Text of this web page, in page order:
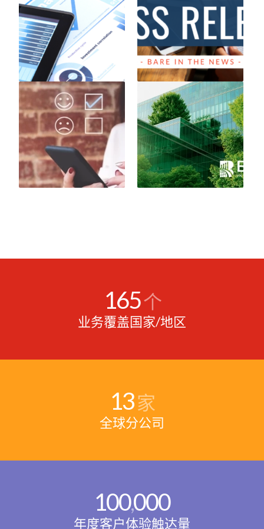
165个
业务覆盖国家/地区
13家
全球分公司
100,000
年度客户体验触达量